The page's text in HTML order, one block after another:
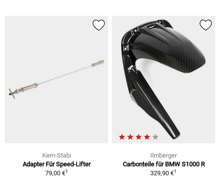
Kern-Stabi
Adapter Für Speed-Lifter
79,00 €1
Ilmberger
Carbonteile für BMW S1000 R
329,90 €1